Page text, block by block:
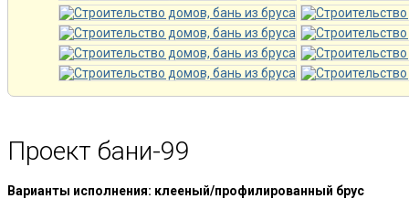
Проект бани-99
Варианты исполнения: клееный/профилированный брус